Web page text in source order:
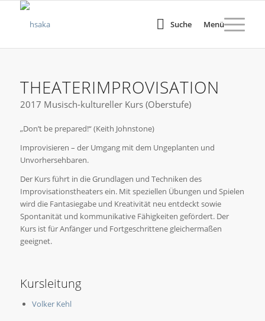
Suche Menü
THEATERIMPROVISATION
2017 Musisch-kultureller Kurs (Oberstufe)
„Don’t be prepared!“ (Keith Johnstone)
Improvisieren – der Umgang mit dem Ungeplanten und
Unvorhersehbaren.
Der Kurs führt in die Grundlagen und Techniken des
Improvisationstheaters ein. Mit speziellen Übungen und Spielen
wird die Fantasiegabe und Kreativität neu entdeckt sowie
Spontanität und kommunikative Fähigkeiten gefördert. Der
Kurs ist für Anfänger und Fortgeschrittene gleichermaßen
geeignet.
Kursleitung
Volker Kehl